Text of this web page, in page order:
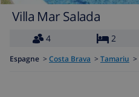
Villa Mar Salada
4
2
Espagne > Costa Brava > Tamariu >